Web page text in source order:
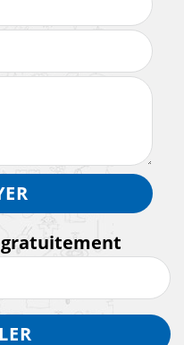
gratuitement